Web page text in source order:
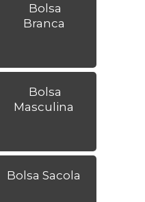
Bolsa
Branca
Bolsa
Masculina
Bolsa Sacola